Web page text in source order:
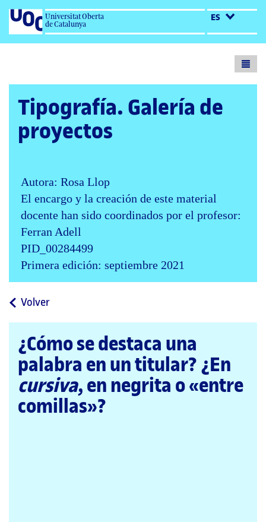
Universitat Oberta
de Catalunya
ES
Tipografía. Galería de
proyectos
Autora: Rosa Llop
El encargo y la creación de este material
docente han sido coordinados por el profesor:
Ferran Adell
PID_00284499
Primera edición: septiembre 2021
Volvera
principal
¿Cómo se destaca una
palabra en un titular? ¿En
cursiva, en negrita o «entre
comillas»?